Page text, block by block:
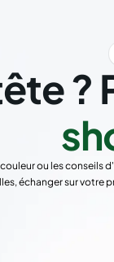
?
ou les
échanger sur votre